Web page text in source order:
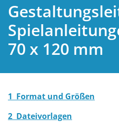
70 x 120 mm
1 Format und Größen
2 Dateivorlagen